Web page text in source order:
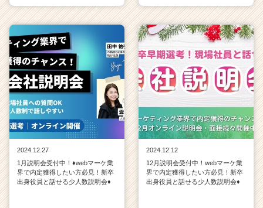
2024.12.27
1月説明会受付中！♦webマーケ業
界で内定獲得したい方必見！新卒
出身役員と話せる少人数説明会♦
2024.12.12
12月説明会受付中！webマーケ業
界で内定獲得したい方必見！新卒
出身役員と話せる少人数説明会♦